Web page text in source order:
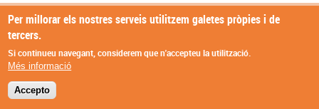
Per millorar els nostres serveis utilitzem galetes pròpies i de
tercers.
Si continueu navegant, considerem que n'accepteu la utilització.
Més informació
Accepto